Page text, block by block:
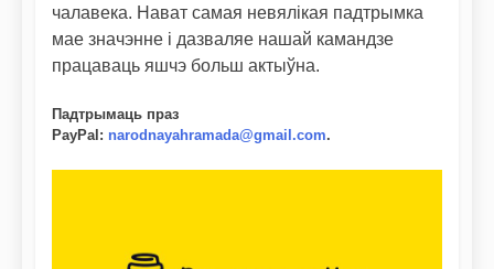
чалавека. Нават самая невялікая падтрымка
мае значэнне і дазваляе нашай камандзе
працаваць яшчэ больш актыўна.
Падтрымаць праз
PayPal : narodnayahramada@gmail.com.